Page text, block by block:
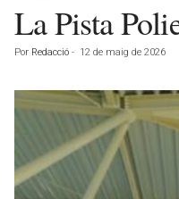
La Pista
Por Redacció - 12 de maig de 2026